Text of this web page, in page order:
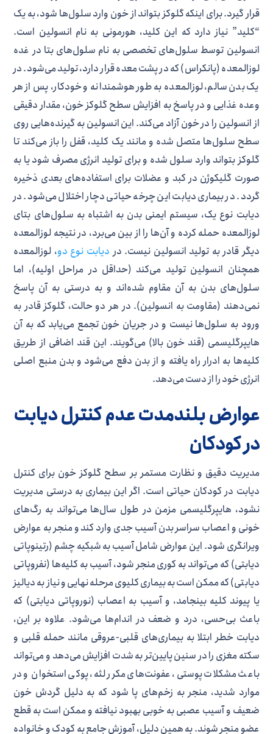
قرار گیرد. برای اینکه گلوکز بتواند از خون وارد سلول‌ها شود، به یک
“کلید” نیاز دارد که این کلید، هورمونی به نام انسولین است.
انسولین توسط سلول‌های تخصصی به نام سلول‌های بتا در غده
لوزالمعده (پانکراس) که در پشت معده قرار دارد، تولید می‌شود. در
یک بدن سالم، لوزالمعده به طور هوشمندانه و خودکار، پس از هر
وعده غذایی و در پاسخ به افزایش سطح گلوکز خون، مقدار دقیقی
از انسولین را در خون آزاد می‌کند. این انسولین به گیرنده‌هایی روی
سطح سلول‌ها متصل شده و مانند یک کلید، قفل را باز می‌کند تا
گلوکز بتواند وارد سلول شده و برای تولید انرژی مصرف شود یا به
صورت گلیکوژن در کبد و عضلات برای استفاده‌های بعدی ذخیره
گردد. در بیماری دیابت این چرخه حیاتی دچار اختلال می‌شود. در
دیابت نوع یک، سیستم ایمنی بدن به اشتباه به سلول‌های بتای
لوزالمعده حمله کرده و آن‌ها را از بین می‌برد، در نتیجه لوزالمعده
دیگر قادر به تولید انسولین نیست. در دیابت نوع دو، لوزالمعده
همچنان انسولین تولید می‌کند (حداقل در مراحل اولیه)، اما
سلول‌های بدن به آن مقاوم شده‌اند و به درستی به آن پاسخ
نمی‌دهند (مقاومت به انسولین). در هر دو حالت، گلوکز قادر به
ورود به سلول‌ها نیست و در جریان خون تجمع می‌یابد که به آن
هایپرگلیسمی (قند خون بالا) می‌گویند. این قند اضافی از طریق
کلیه‌ها به ادرار راه یافته و از بدن دفع می‌شود و بدن منبع اصلی
انرژی خود را از دست می‌دهد.
عوارض بلندمدت عدم کنترل دیابت
در کودکان
مدیریت دقیق و نظارت مستمر بر سطح گلوکز خون برای کنترل
دیابت در کودکان حیاتی است. اگر این بیماری به درستی مدیریت
نشود، هایپرگلیسمی مزمن در طول سال‌ها می‌تواند به رگ‌های
خونی و اعصاب سراسر بدن آسیب جدی وارد کند و منجر به عوارض
ویرانگری شود. این عوارض شامل آسیب به شبکیه چشم (رتینوپاتی
دیابتی) که می‌تواند به کوری منجر شود، آسیب به کلیه‌ها (نفروپاتی
دیابتی) که ممکن است به بیماری کلیوی مرحله نهایی و نیاز به دیالیز
یا پیوند کلیه بینجامد، و آسیب به اعصاب (نوروپاتی دیابتی) که
باعث بی‌حسی، درد و ضعف در اندام‌ها می‌شود. علاوه بر این،
دیابت خطر ابتلا به بیماری‌های قلبی-عروقی مانند حمله قلبی و
سکته مغزی را در سنین پایین‌تر به شدت افزایش می‌دهد و می‌تواند
باعث مشکلات پوستی، عفونت‌های مکرر لثه، پوکی استخوان و در
موارد شدید، منجر به زخم‌های پا شود که به دلیل گردش خون
ضعیف و آسیب عصبی به خوبی بهبود نیافته و ممکن است به قطع
عضو منجر شوند. به همین دلیل، آموزش جامع به کودک و خانواده